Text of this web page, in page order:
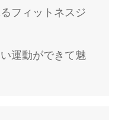
フィットネスジ
運動ができて魅